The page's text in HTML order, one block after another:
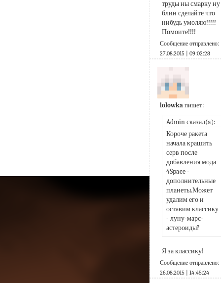
труды ны смарку ну
блин сделайте что
нибудь умоляю!!!!!
Помоите!!!!
Сообщение отправлено:
27.08.2015 | 09:02:28
lolowka пишет:
Admin сказал(a):
Короче ракета
начала крашить
серв после
добавления мода
4Space -
дополнительные
планеты.Может
удалим его и
оставим классику
- луну-марс-
астероиды?
Я за классику!
Сообщение отправлено:
26.08.2015 | 14:45:24